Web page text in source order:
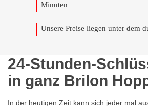
Minuten
Unsere Preise liegen unter dem
24-Stunden-
in ganz Brilon
In der heutigen Zeit kann sich jeder mal